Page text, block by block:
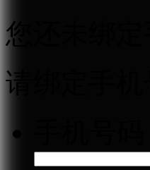
您还未绑定
请绑定手